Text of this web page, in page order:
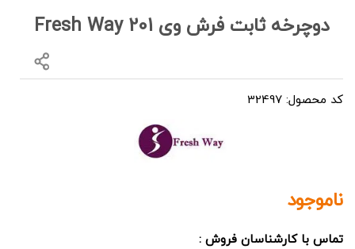
دوچرخه ثابت فرش وی Fresh Way 201
کد محصول: 32497
ناموجود
تماس با کارشناسان فروش :